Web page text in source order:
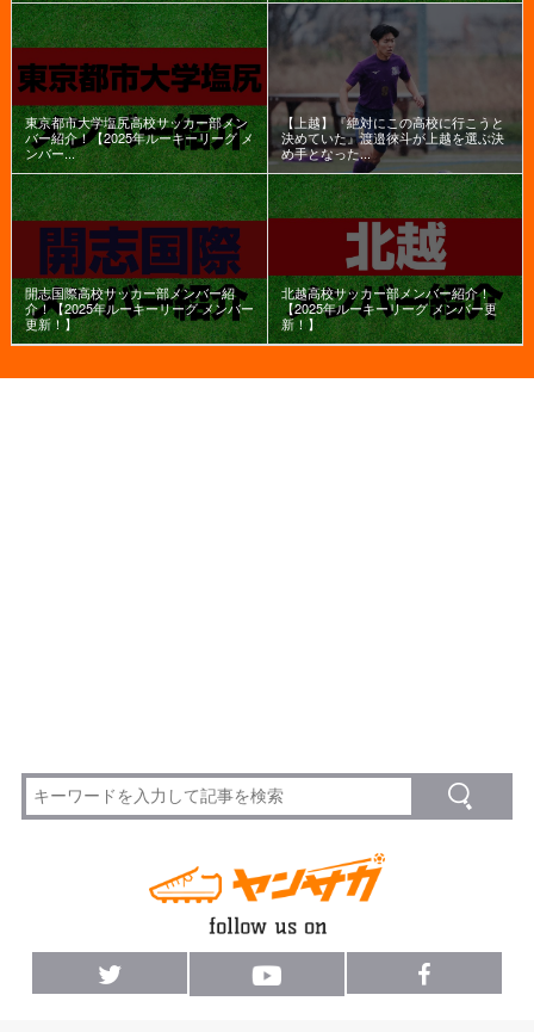
東京都市大学塩尻高校サッカー部メン
バー紹介！【2025年ルーキーリーグ メ
ンバー...
【上越】『絶対にこの高校に行こうと
決めていた』渡邉徠斗が上越を選ぶ決
め手となった...
開志国際高校サッカー部メンバー紹
介！【2025年ルーキーリーグ メンバー
更新！】
北越高校サッカー部メンバー紹介！
【2025年ルーキーリーグ メンバー更
新！】